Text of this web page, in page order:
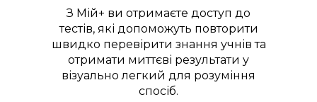
З Мій+ ви отримаєте доступ до
тестів, які допоможуть повторити
швидко перевірити знання учнів та
отримати миттєві результати у
візуально легкий для розуміння
спосіб.